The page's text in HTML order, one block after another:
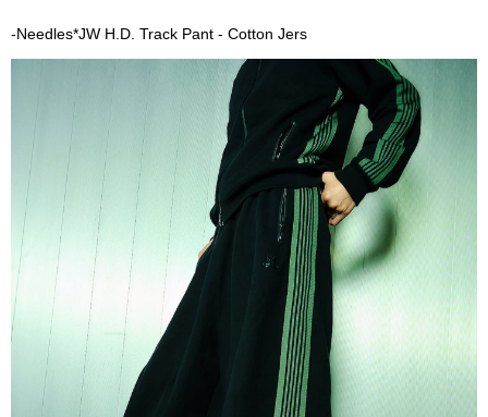
-Needles*JW H.D. Track Pant - Cotton Jers